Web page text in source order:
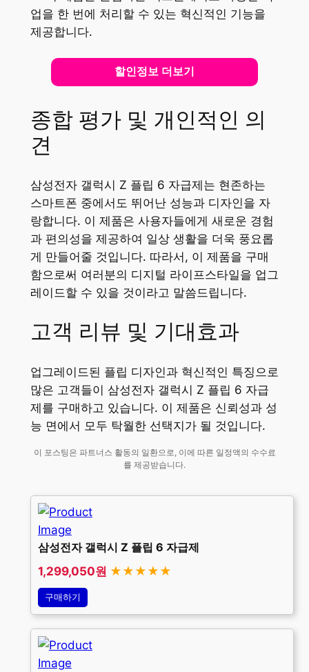
업을 한 번에 처리할 수 있는 혁신적인 기능을
제공합니다.
할인정보 더보기
종합 평가 및 개인적인 의
견
삼성전자 갤럭시 Z 플립 6 자급제는 현존하는
스마트폰 중에서도 뛰어난 성능과 디자인을 자
랑합니다. 이 제품은 사용자들에게 새로운 경험
과 편의성을 제공하여 일상 생활을 더욱 풍요롭
게 만들어줄 것입니다. 따라서, 이 제품을 구매
함으로써 여러분의 디지털 라이프스타일을 업그
레이드할 수 있을 것이라고 말씀드립니다.
고객 리뷰 및 기대효과
업그레이드된 플립 디자인과 혁신적인 특징으로
많은 고객들이 삼성전자 갤럭시 Z 플립 6 자급
제를 구매하고 있습니다. 이 제품은 신뢰성과 성
능 면에서 모두 탁월한 선택지가 될 것입니다.
이 포스팅은 파트너스 활동의 일환으로, 이에 따른 일정액의 수수료
를 제공받습니다.
삼성전자 갤럭시 Z 플립 6 자급제
1,299,050원 ★★★★★
구매하기